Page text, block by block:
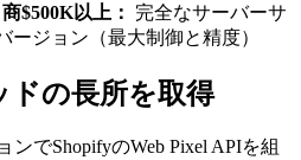
$500K以上：
完全なサーバーサ
ージョン（最大制御と精度）
ドの長所を取得
ンでShopifyのWeb Pixel APIを組